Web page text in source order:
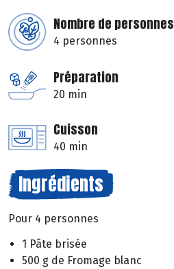
Nombre de personnes
4 personnes
Préparation
20 min
Cuisson
40 min
Ingrédients
Pour 4 personnes
1 Pâte brisée
500 g de Fromage blanc